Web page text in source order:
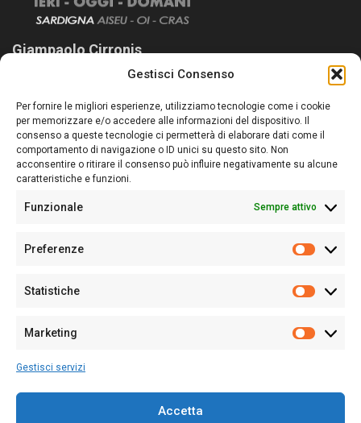
Gestisci Consenso
Per fornire le migliori esperienze, utilizziamo tecnologie come i cookie
per memorizzare e/o accedere alle informazioni del dispositivo. Il
consenso a queste tecnologie ci permetterà di elaborare dati come il
comportamento di navigazione o ID unici su questo sito. Non
acconsentire o ritirare il consenso può influire negativamente su alcune
caratteristiche e funzioni.
Funzionale Sempre attivo
Preferenze
Statistiche
Marketing
Gestisci servizi
Accetta
Giampaolo Cirronis
Sardegna Ieri-Oggi-Domani nasce per informare “liberamente” i
lettori su quanto accade in Sardegna, con un occhio rivolto al
nostro passato e, soprattutto, al nostro futuro
Follow Us
Sede:Via Cristoforo Colombo 09013 Carbonia
Partita IVA02270380922
128/2020 del 10/02/2020
Per la Pubblicità: